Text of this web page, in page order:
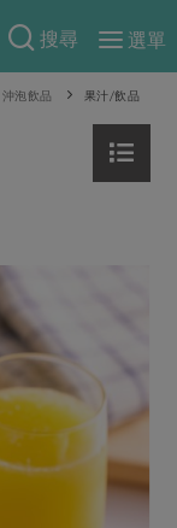
搜尋
選單
沖泡飲品 果汁/飲品